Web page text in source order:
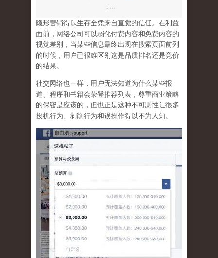
隐形营销得以生存全凭来自直觉的信任。在利益
面前，网络公司可以弱化付费内容和免费内容的
视觉差别，当某些信息最终出现在搜索页面前列
的时候，用户已很难区别这是品质排名还是竞价
的结果。
社交网络也一样， 用户无法知道为什么某些报
道、程序和书籍会荣登推荐列表，尊重商业策略
的保密是应该的，但也正是这种不可测性让很多
投机行为、剥削行为和误操作得以不为人知。